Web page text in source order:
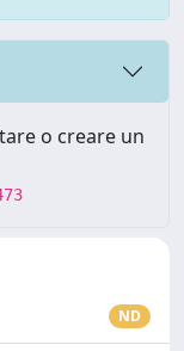
o creare un
ND